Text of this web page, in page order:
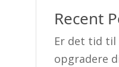
Recent
Er det tid til
opgradere